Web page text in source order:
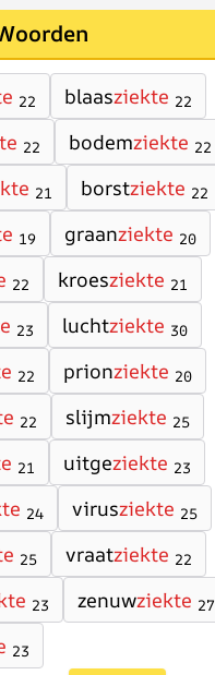
22 blaasziekte 22
22 bodemziekte 22
21 borstziekte 22
19 graanziekte 20
22 kroesziekte 21
23 luchtziekte 30
22 prionziekte 20
22 slijmziekte 25
21 uitgeziekte 23
24 virusziekte 25
25 vraatziekte 22
23 zenuwziekte 27
23